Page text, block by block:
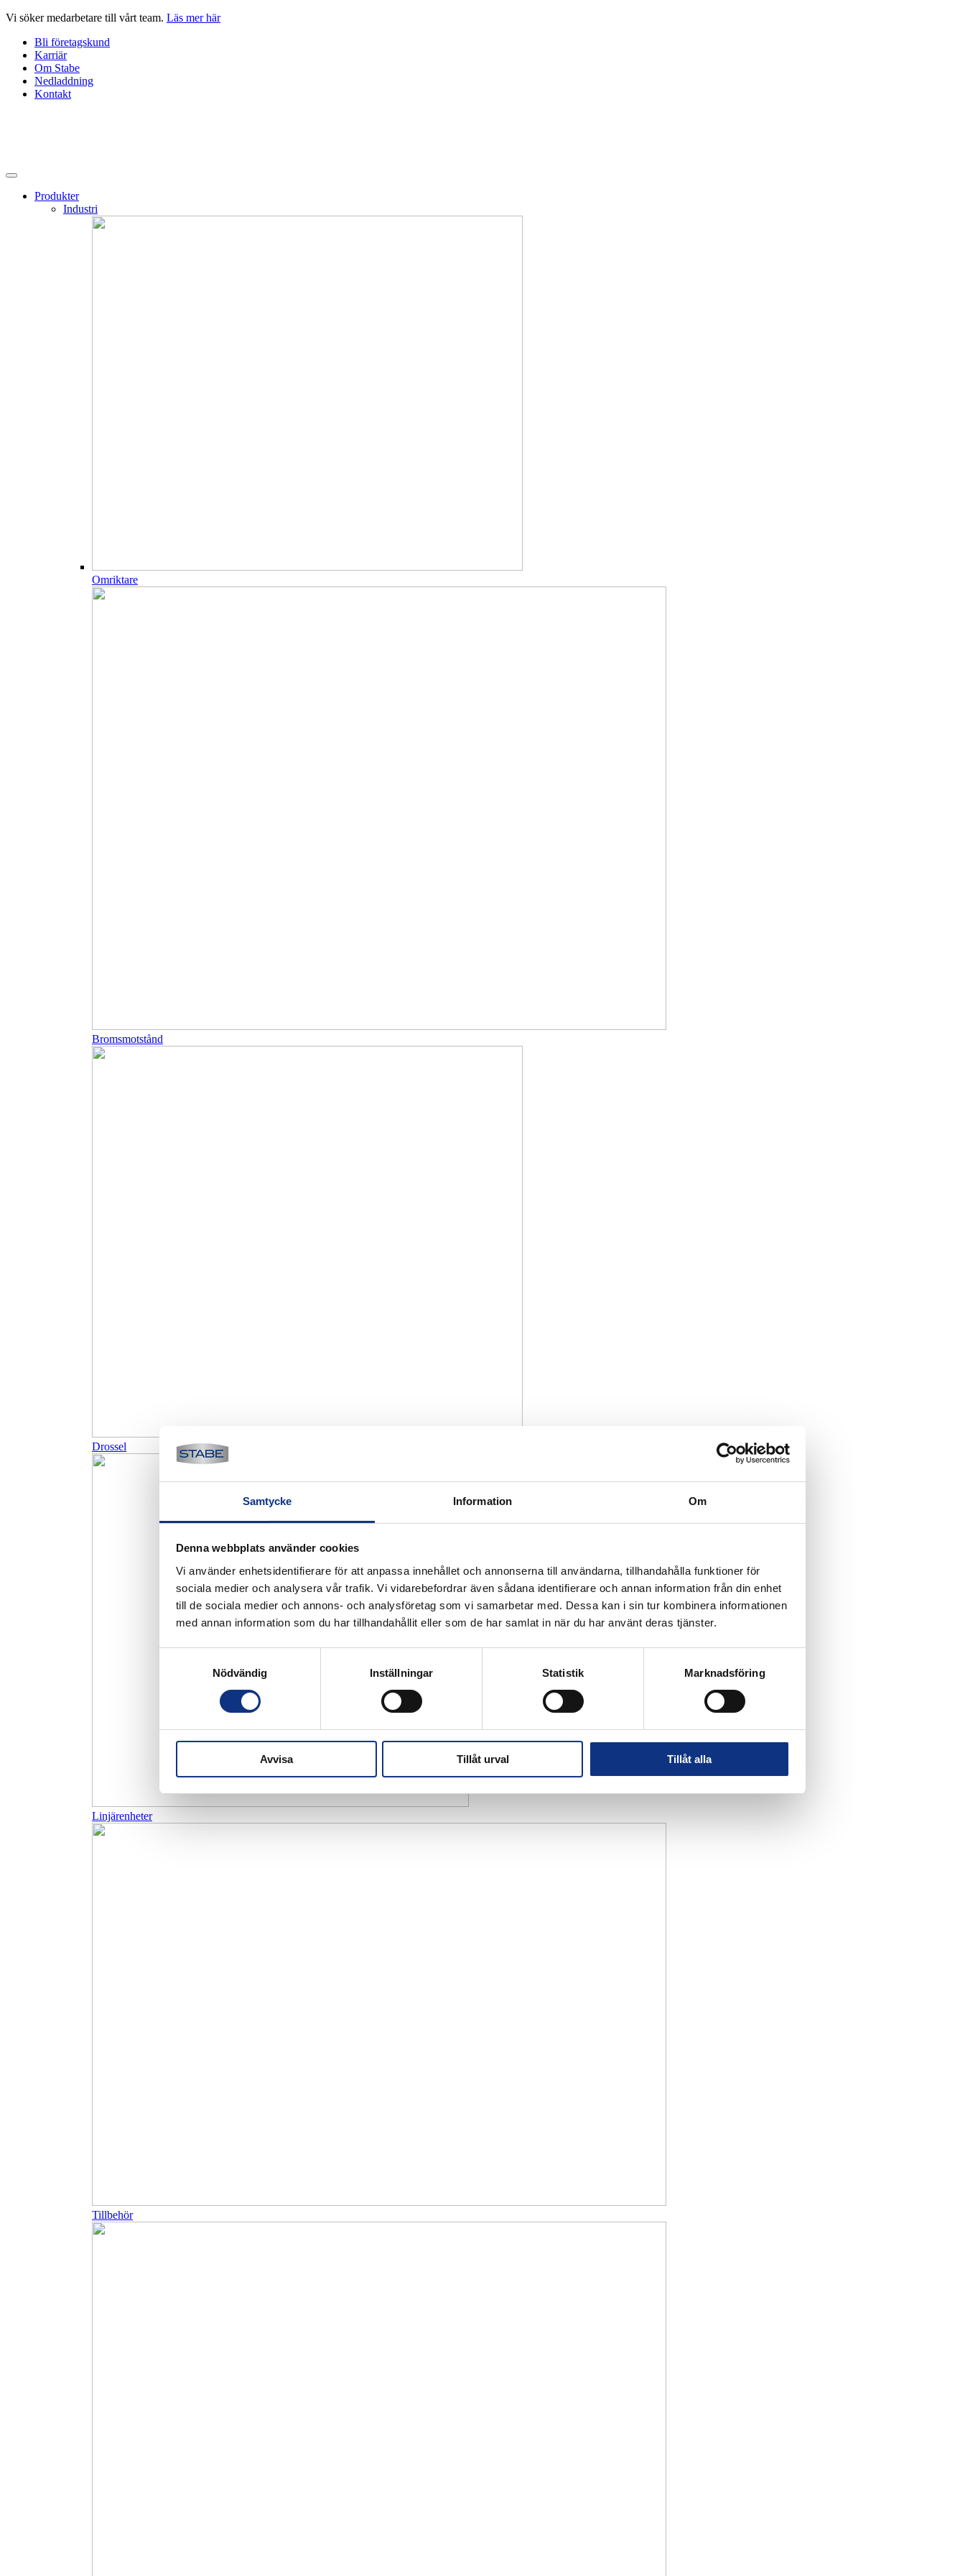
Samtycke Information Om
Denna webbplats använder cookies
Vi använder enhetsidentifierare för att anpassa innehållet och annonserna till användarna, tillhandahålla funktioner för
sociala medier och analysera vår trafik. Vi vidarebefordrar även sådana identifierare och annan information från din enhet
till de sociala medier och annons- och analysföretag som vi samarbetar med. Dessa kan i sin tur kombinera informationen
med annan information som du har tillhandahållit eller som de har samlat in när du har använt deras tjänster.
Nödvändig
Inställningar Statistik Marknadsföring
Avvisa Tillåt urval Tillåt alla
Hoppa
innehåll
Vi söker medarbetare till vårt team. Läs mer här
Bli företagskund
Karriär
Om Stabe
Nedladdning
Kontakt
Produkter
Industri
Omriktare
Bromsmotstånd
Drossel
Linjärenheter
Tillbehör